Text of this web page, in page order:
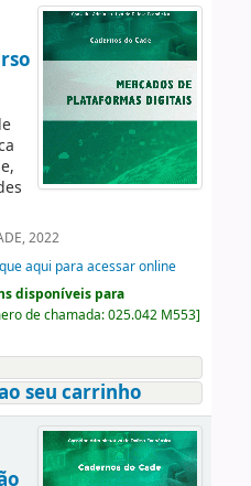
2022
aqui para acessar online
disponíveis para
de chamada:025.042 M553]
seu carrinho